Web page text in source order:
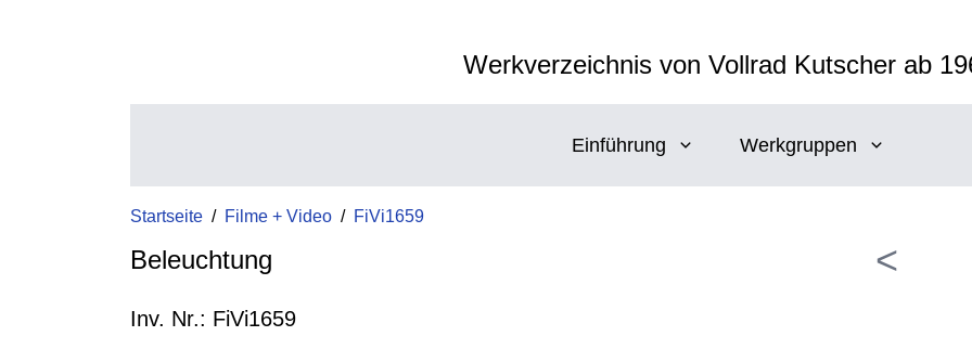
Werkverzeichnis von Vollrad Kutscher ab
Einführung Werkgruppen
Startseite / Filme + Video / FiVi1659
Beleuchtung
Inv. Nr.: FiVi1659
<